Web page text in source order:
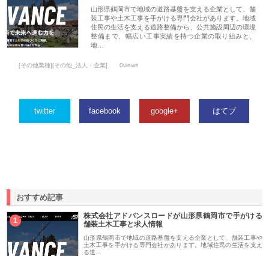
山形県鶴岡市で地域の道路基盤を支える企業として、舗
装工事や土木工事を手がける専門会社があります。地域
住民の生活を支える道路整備から、公共施設周辺の環境
整備まで、幅広い工事実績を持つ企業の取り組みと、
地…
[その他業種][その他_法人・企業] 0views
twitter facebook google+ はてブ
おすすめ記事
1
株式会社アドバンスロードが山形県鶴岡市で手がける
舗装土木工事と求人情報
山形県鶴岡市で地域の道路基盤を支える企業として、舗装工事や
土木工事を手がける専門会社があります。地域住民の生活を支え
る道…